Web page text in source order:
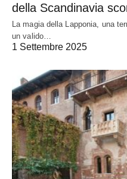
della Scandinavia
La magia della Lapponia, una
un valido…
1 Settembre 2025